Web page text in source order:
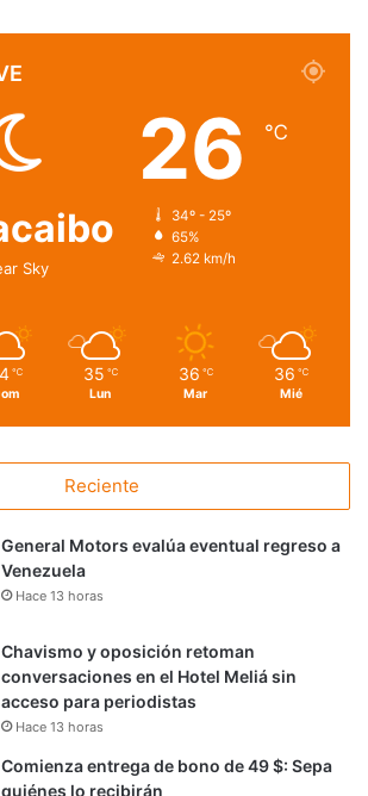
Sky
26 ℃
34º - 25º
65%
2.62 km/h
℃ 35 ℃
Lun
36 ℃
Mar
36 ℃
Mié
Reciente
General Motors evalúa eventual regreso a
Venezuela
Hace 13 horas
Chavismo y oposición retoman
conversaciones en el Hotel Meliá sin
acceso para periodistas
Hace 13 horas
Comienza entrega de bono de 49 $: Sepa
quiénes lo recibirán